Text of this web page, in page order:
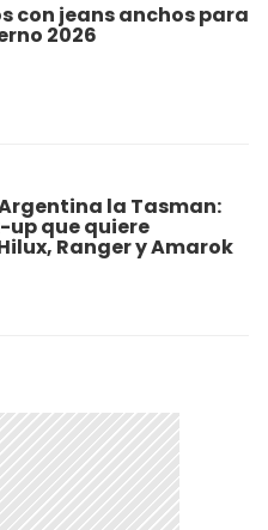
con jeans anchos para
2026
la Tasman:
up que quiere
Ranger y Amarok